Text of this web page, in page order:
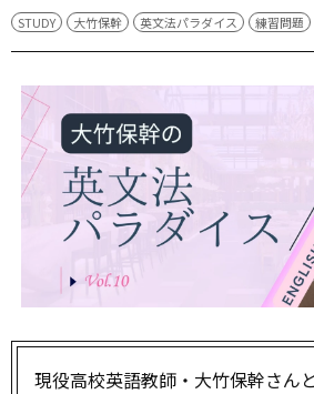
STUDY 大竹保幹 英文法パラダイス 練習問題
現役高校英語教師・大竹保幹さん